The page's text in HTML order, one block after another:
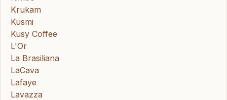
Krukam
Kusmi
Kusy Coffee
L'Or
La Brasiliana
LaCava
Lafaye
Lavazza